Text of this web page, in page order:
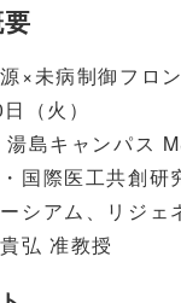
×未病制御フ
（火）
島キャンパス
国際医工共創研
シアム、リジェ
弘 准教授